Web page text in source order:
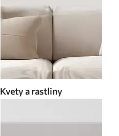
Kvety a rastliny